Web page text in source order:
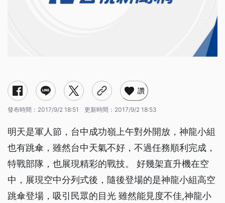
讚
發布時間： 2017/9/2 18:51 更新時間： 2017/9/2 18:53
明天是軍人節，台中成功嶺上午對外開放，神龍小組
也有跳傘，雖然台中天氣不好，不過任務順利完成，
特戰部隊，也展現精彩的戰技。 好幾架直升機在空
中，展現空中分列式後，隨後登場的是神龍小組高空
跳傘登場，吸引民眾的目光 雖然能見度不佳,神龍小